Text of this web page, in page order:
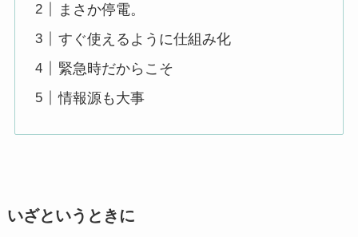
まさか停電。
すぐ使えるように仕組み化
緊急時だからこそ
情報源も大事
いざというときに